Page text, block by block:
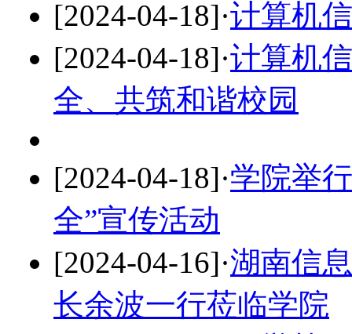
[2024-04-18]·计算机
[2024-04-18]·计算机
全、共筑和谐校园
[2024-04-18]·学院举
全”宣传活动
[2024-04-16]·湖南信
长余波一行莅临学院